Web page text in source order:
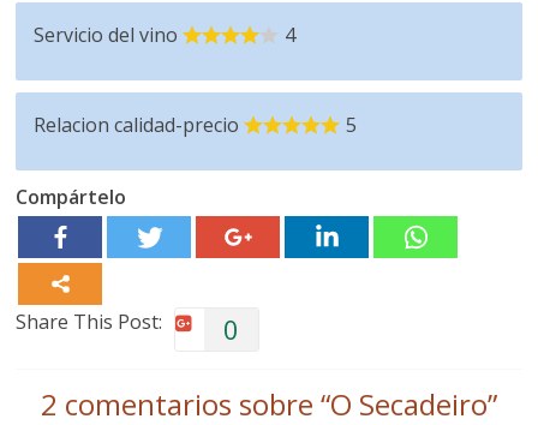
Servicio del vino 4
Relacion calidad-precio 5
Compártelo
Share This Post: 0
2 comentarios sobre “O Secadeiro”